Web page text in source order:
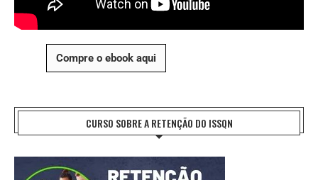
Compre o ebook aqui
CURSO SOBRE A RETENÇÃO DO ISSQN